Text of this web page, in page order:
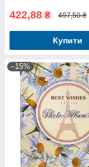
422,88 ₴ 497,50 ₴
Купити
–15%